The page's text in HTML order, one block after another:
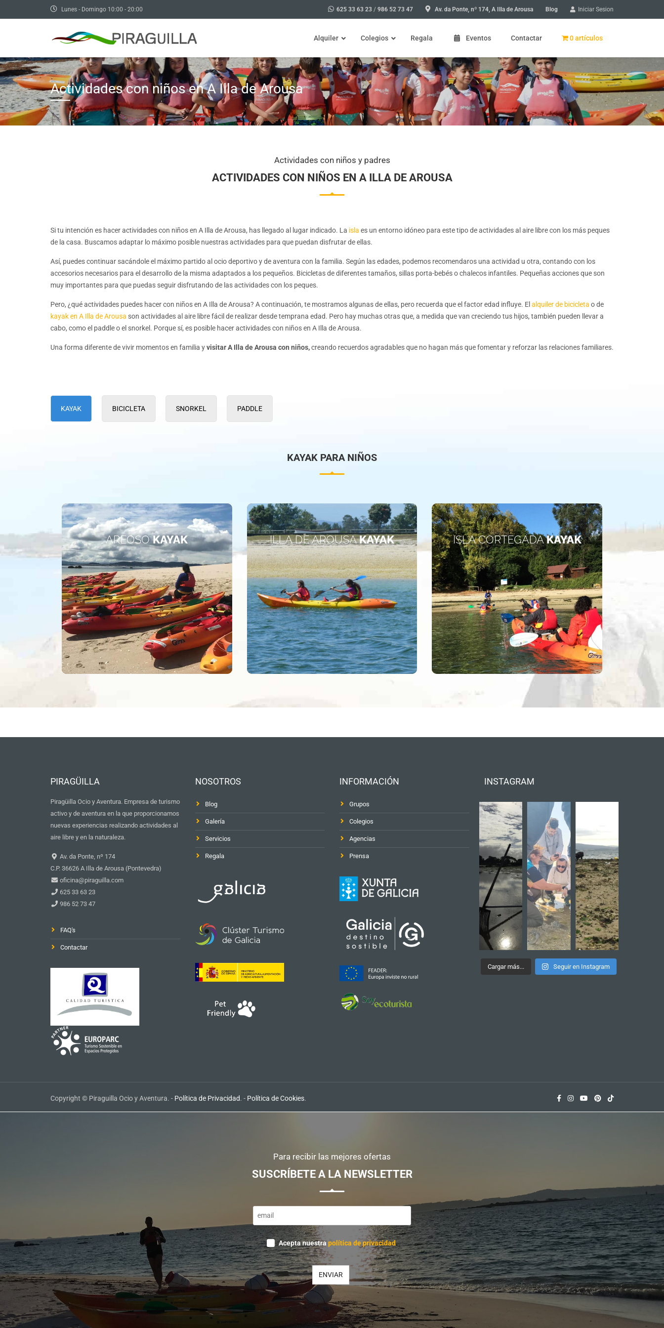
Lunes - Domingo 10:00 - 20:00 625 33 63 23 / 986 52 73 47 Av. da Ponte, nº 174, A Illa de Arousa Blog Iniciar Sesion
Alquiler Colegios
Bicicleta
Excursiones para colegios Illa de Arousa: paseo en bicicleta
Talleres
Taller de marisqueo para colegios en A Illa de Arousa
Kayak
Descenso río Umia en kayak para escolares
Excursiones para colegios en kayak, una ruta divulgativa
Senderismo
Búsqueda del tesoro para colegios en A Illa de Arousa
Regala Eventos Contactar 0 artículos
Actividades con niños en A Illa de Arousa
Actividades con niños y padres
ACTIVIDADES CON NIÑOS EN A ILLA DE AROUSA
Si tu intención es hacer actividades con niños en A Illa de Arousa, has llegado al lugar indicado. La isla es un entorno idóneo para este tipo de actividades al aire libre con los más peques
de la casa. Buscamos adaptar lo máximo posible nuestras actividades para que puedan disfrutar de ellas.
Así, puedes continuar sacándole el máximo partido al ocio deportivo y de aventura con la familia. Según las edades, podemos recomendaros una actividad u otra, contando con los
accesorios necesarios para el desarrollo de la misma adaptados a los pequeños. Bicicletas de diferentes tamaños, sillas porta-bebés o chalecos infantiles. Pequeñas acciones que son
muy importantes para que puedas seguir disfrutando de las actividades con los peques.
Pero, ¿qué actividades puedes hacer con niños en A Illa de Arousa? A continuación, te mostramos algunas de ellas, pero recuerda que el factor edad influye. El alquiler de bicicleta o de
kayak en A Illa de Arousa son actividades al aire libre fácil de realizar desde temprana edad. Pero hay muchas otras que, a medida que van creciendo tus hijos, también pueden llevar a
cabo, como el paddle o el snorkel. Porque sí, es posible hacer actividades con niños en A Illa de Arousa.
Una forma diferente de vivir momentos en familia yvisitar A Illa de Arousa con niños,creando recuerdos agradables que no hagan más que fomentar y reforzar las relaciones familiares.
KAYAK BICICLETA SNORKEL PADDLE
KAYAK PARA NIÑOS
AREOSOKAYAK ILLA DE AROUSAKAYAK ISLA CORTEGADAKAYAK
PIRAGÜILLA
Piragüilla Ocio y Aventura. Empresa de turismo
activo y de aventura en la que proporcionamos
nuevas experiencias realizando actividades al
aire libre y en la naturaleza.
Av. da Ponte, nº 174
C.P. 36626 A Illa de Arousa (Pontevedra)
oficina@piraguilla.com
625 33 63 23
986 52 73 47
FAQ's
Contactar
NOSOTROS
Blog
Galería
Servicios
Regala
INFORMACIÓN
Grupos
Colegios
Agencias
Prensa
INSTAGRAM
Cargar más... Seguir en Instagram
Copyright © Piraguilla Ocio y Aventura. - Política de Privacidad. - Política de Cookies.
Para recibir las mejores ofertas
SUSCRÍBETE A LA NEWSLETTER
Business
Email *
Acepta nuestra política de privacidad.
ENVIAR